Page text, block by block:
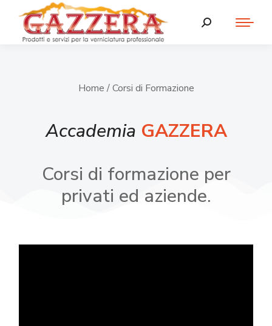
Home / Corsi di Formazione
Accademia GAZZERA
Corsi di formazione per
privati ed aziende.